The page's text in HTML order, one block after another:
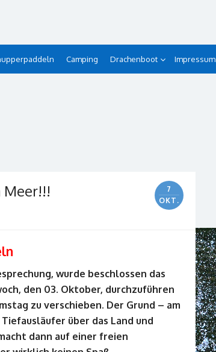
Camping Drachenboot Impressum
Meer!!!
7
OKT.
wurde beschlossen das
den 03. Oktober, durchzuführen
zu verschieben. Der Grund – am
über das Land und
dann auf einer freien